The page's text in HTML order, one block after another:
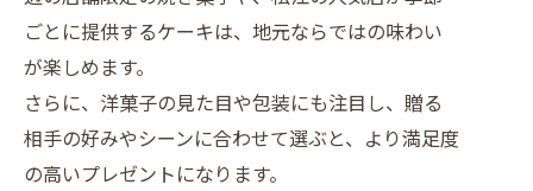
イント
島根のお土産ランキングに選ばれる洋
菓子
女子に話題の洋菓子ランキング最新動
向
ごとに提供するケーキは、地元ならではの味わい
が楽しめます。
さらに、洋菓子の見た目や包装にも注目し、贈る
相手の好みやシーンに合わせて選ぶと、より満足度
の高いプレゼントになります。